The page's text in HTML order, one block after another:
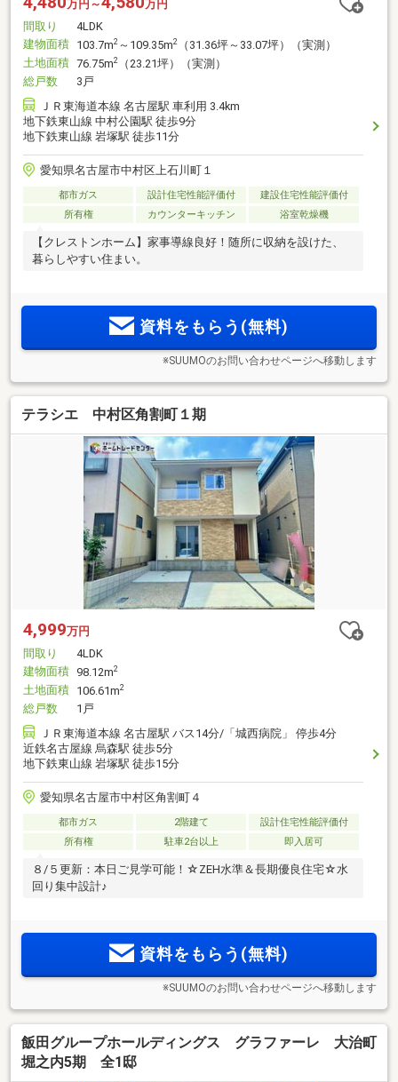
万円～
万円
間取り
4LDK
建物面積 103.7m2 ～109.35m2
（31.36坪～33.07坪）（実測）
土地面積 76.75m2
（23.21坪）（実測）
総戸数
3戸
ＪＲ東海道本線 名古屋駅 車利用 3.4km
地下鉄東山線 中村公園駅 徒歩9分
地下鉄東山線 岩塚駅 徒歩11分
愛知県名古屋市中村区上石川町１
都市ガス 設計住宅性能評価付
建設住宅性能評価付
所有権
カウンターキッチン 浴室乾燥機
【クレストンホーム】家事導線良好！随所に収納を設けた、
暮らしやすい住まい。
資料をもらう(無料)
※SUUMOのお問い合わせページへ移動します
テラシエ 中村区角割町１期
4,999万円
間取り
4LDK
建物面積 98.12m2
土地面積 106.61m2
総戸数
1戸
ＪＲ東海道本線 名古屋駅 バス14分/「城西病院」 停歩4分
近鉄名古屋線 烏森駅 徒歩5分
地下鉄東山線 岩塚駅 徒歩15分
愛知県名古屋市中村区角割町４
都市ガス 2階建て
設計住宅性能評価付
所有権
駐車2台以上 即入居可
８/５更新：本日ご見学可能！☆ZEH水準＆長期優良住宅☆水
回り集中設計♪
資料をもらう(無料)
※SUUMOのお問い合わせページへ移動します
飯田グループホールディングス グラファーレ 大治町
堀之内5期 全1邸